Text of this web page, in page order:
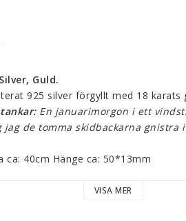
Guld.
925 silver förgyllt med 18 karats
En januarimorgon i ett
jag de tomma skidbackarna gnistra
ca: 40cm Hänge ca: 50*13mm
VISA MER